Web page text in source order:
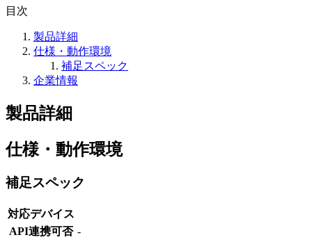
目次
製品詳細
仕様・動作環境
補足スペック
企業情報
製品詳細
仕様・動作環境
補足スペック
対応デバイス
API連携可否 -